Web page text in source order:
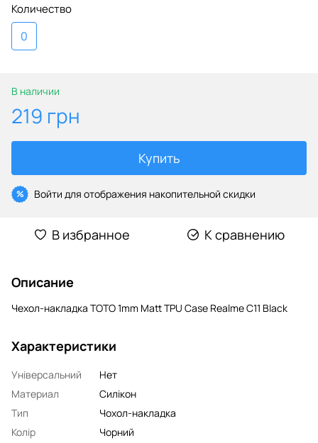
Количество
0
В наличии
219 грн
Купить
% Войти для отображения накопительной скидки
В избранное К сравнению
Описание
Чехол-накладка TOTO 1mm Matt TPU Case Realme C11 Black
Характеристики
Універсальний
Нет
Материал
Силікон
Тип
Чохол-накладка
Колір
Чорний